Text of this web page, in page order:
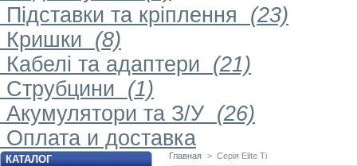
Підставки та кріплення (23)
Кришки (8)
Кабелі та адаптери (21)
Струбцини (1)
Акумулятори та З/У (26)
Оплата и доставка
КАТАЛОГ Главная > Серія Elite Ti